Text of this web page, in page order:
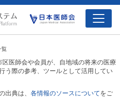
覧
医師会や会員が、自地域の将来の医療
う際の参考、ツールとして活用してい
出典は、各情報のソースについてをご